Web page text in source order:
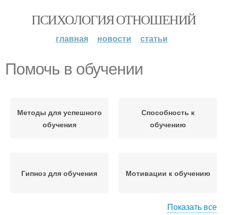
ПСИХОЛОГИЯ ОТНОШЕНИЙ
главная новости статьи
Помочь в обучении
Методы для успешного
обучения
Способность к
обучению
Гипноз для обучения Мотивации к обучению
Показать все